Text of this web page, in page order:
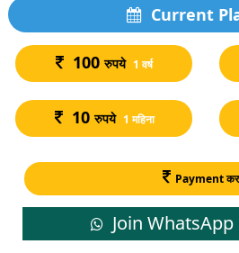
Current
100 रुपये 1 वर्ष
10 रुपये 1 महिना
Payment
Join